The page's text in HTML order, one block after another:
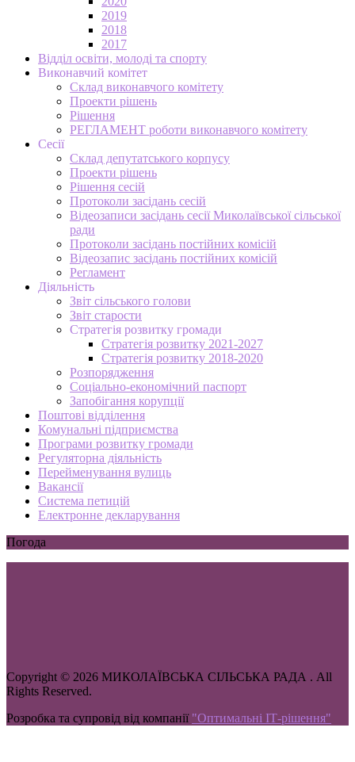
2019
2018
2017
Відділ освіти, молоді та спорту
Виконавчий комітет
Склад виконавчого комітету
Проекти рішень
Рішення
РЕГЛАМЕНТ роботи виконавчого комітету
Сесії
Склад депутатського корпусу
Проекти рішень
Рішення сесій
Протоколи засідань сесій
Відеозаписи засідань сесії Миколаївської сільської
ради
Протоколи засідань постійних комісій
Відеозапис засідань постійних комісій
Регламент
Діяльність
Звіт сільського голови
Звіт старости
Стратегія розвитку громади
Стратегія розвитку 2021-2027
Стратегія розвитку 2018-2020
Розпорядження
Соціально-економічний паспорт
Запобігання корупції
Поштові відділення
Комунальні підприємства
Програми розвитку громади
Регуляторна діяльність
Перейменування вулиць
Вакансії
Система петицій
Електронне декларування
Погода
Copyright © 2026 МИКОЛАЇВСЬКА СІЛЬСЬКА РАДА . All
Rights Reserved.
Розробка та супровід від компанії "Оптимальні ІТ-рішення"